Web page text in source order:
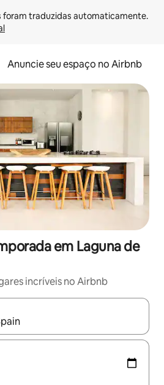
Anuncie seu espaço no Airbnb
em Laguna de
incríveis no Airbnb
disponíveis, explore-os